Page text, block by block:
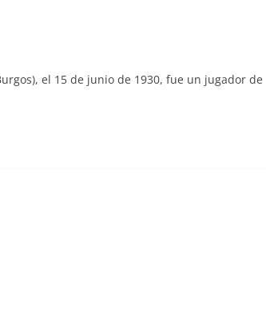
el 15 de junio de 1930, fue un jugador de